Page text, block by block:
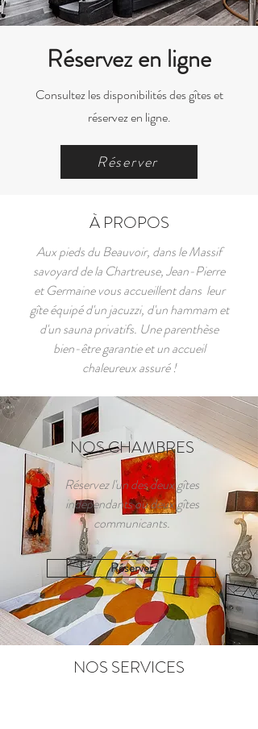
Réservez en ligne
Consultez les disponibilités des gîtes et
réservez en ligne.
Réserver
À PROPOS
Aux pieds du Beauvoir, dans le Massif
savoyard de la Chartreuse, Jean-Pierre
et Germaine vous accueillent dans leur
gîte équipé d'un jacuzzi, d'un hammam et
d'un sauna privatifs. Une parenthèse
bien-être garantie et un accueil
chaleureux assuré !
NOS CHAMBRES
Réservez l'un des deux gîtes
indépendants ou deux gîtes
communicants.
Réserver
NOS SERVICES